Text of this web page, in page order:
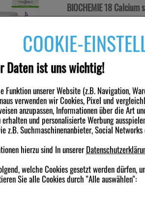
COOKIE-
Daten ist uns wichtig!
Funktion unserer Website (z.B. Navigation,
verwenden wir Cookies, Pixel und
anzupassen, Informationen über die Art
und personalisierte Werbung
z.B. Suchmaschinenanbieter, Social
hierzu sind In unserer
welche Cookies gesetzt werden dürfen,
Sie alle Cookies durch "Alle auswählen":
BIOCHEMIE 18
Menge: 200St
Darreichungsform:
Tabletten
PZN:
04325029
Alternative
80 St*
BIOCHEMIE 18
Menge:
80St
PZN: 04325012
sofort lieferbar